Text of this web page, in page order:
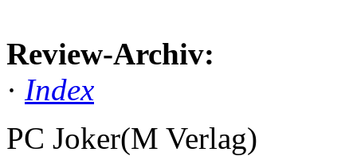
Review-Archiv:
· Index
PC Joker(M Verlag)